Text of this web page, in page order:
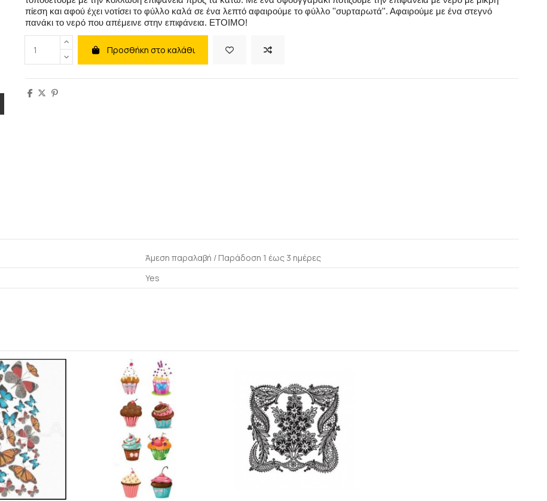
πίεση και αφού έχει νοτίσει το φύλλο καλά σε ένα λεπτό αφαιρούμε το φύλλο ''συρταρωτά''. Αφαιρούμε με ένα στεγνό
πανάκι το νερό που απέμεινε στην επιφάνεια. ΕΤΟΙΜΟ!
Προσθήκη στο καλάθι
Άμεση παραλαβή / Παράδoση 1 έως 3 ημέρες
Yes